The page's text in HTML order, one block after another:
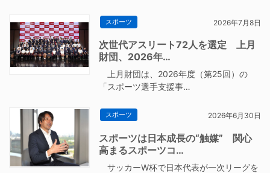
スポーツ 2026年7月8日
次世代アスリート72人を選定 上月
財団、2026年…
上月財団は、2026年度（第25回）の
「スポーツ選手支援事…
スポーツ 2026年6月30日
スポーツは日本成長の“触媒” 関心
高まるスポーツコ…
サッカーW杯で日本代表が一次リーグを